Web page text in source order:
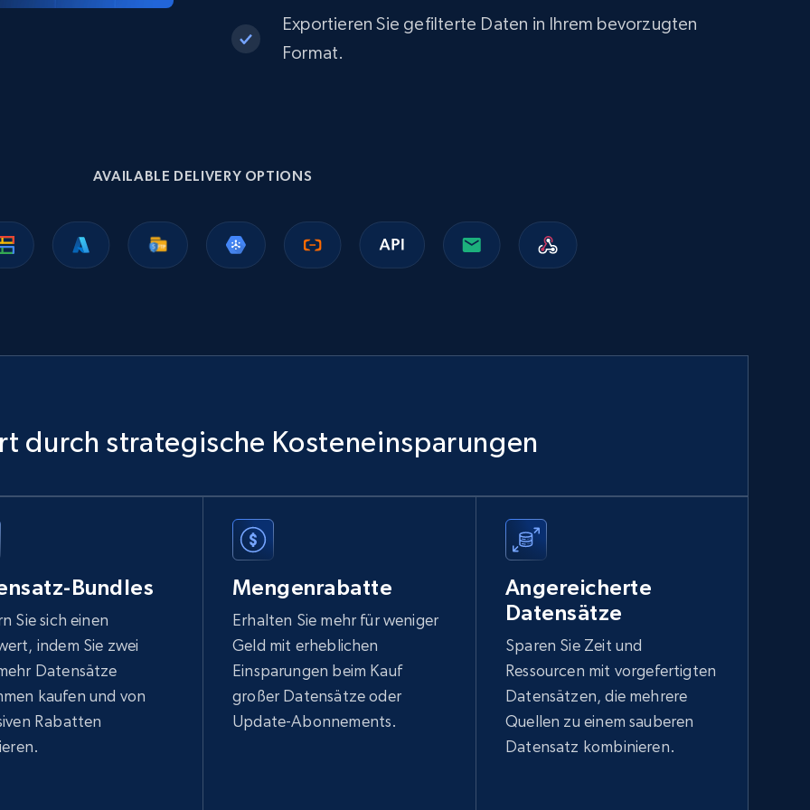
Exportieren Sie gefilterte Daten in Ihrem bevorzugten
Format.
AVAILABLE DELIVERY OPTIONS
durch strategische Kosteneinsparungen
Bundles
Sie sich einen
indem Sie zwei
Datensätze
kaufen und von
Rabatten
Mengenrabatte
Erhalten Sie mehr für weniger
Geld mit erheblichen
Einsparungen beim Kauf
großer Datensätze oder
Update-Abonnements.
Angereicherte
Datensätze
Sparen Sie Zeit und
Ressourcen mit vorgefertigten
Datensätzen, die mehrere
Quellen zu einem sauberen
Datensatz kombinieren.